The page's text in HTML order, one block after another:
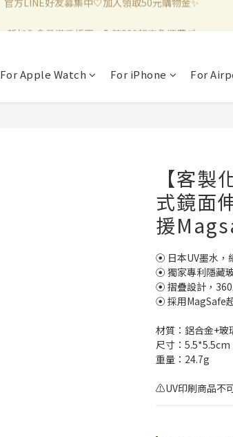
新加入會員滿千折百✨全館899超商免運費🛒
For Apple Watch For iPhone For
【客
式鏡面
援
⦿ 日本UV墨水，
⦿ 獨家專利隱藏
⦿ 摺疊設計，
⦿ 採用MagSafe
材質：鋁合金+玻
尺寸：5.5*5.5cm
重量：24.7g
⚠️UV印刷商品不